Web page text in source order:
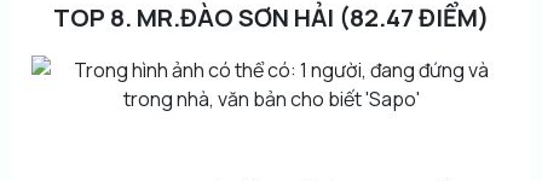
TOP 8. MR.ĐÀO SƠN HẢI (82.47 ĐIỂM)